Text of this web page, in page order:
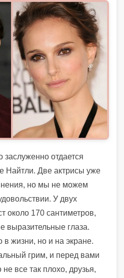
заслуженно отдается
Найтли. Две актрисы уже
но мы не можем
У двух
около 170 сантиметров,
выразительные глаза.
в жизни, но и на экране.
грим, и перед вами
все так плохо, друзья,